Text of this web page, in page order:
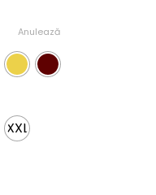
XXL
Anulează